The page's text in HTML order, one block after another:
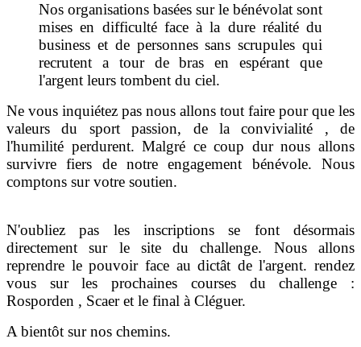
Nos organisations basées sur le bénévolat sont
mises en difficulté face à la dure réalité du
business et de personnes sans scrupules qui
recrutent a tour de bras en espérant que
l'argent leurs tombent du ciel.
Ne vous inquiétez pas nous allons tout faire pour que les
valeurs du sport passion, de laconvivialité , de
l'humilité perdurent. Malgré ce coup dur nous allons
survivre fiers de notre engagement bénévole. Nous
comptons sur votre soutien.
N'oubliez pas les inscriptions se font désormais
directement sur le site du challenge. Nous allons
reprendre le pouvoir face au dictât de l'argent. rendez
vous sur les prochaines courses du challenge :
Rosporden , Scaer et le final à Cléguer.
A bientôt sur nos chemins.